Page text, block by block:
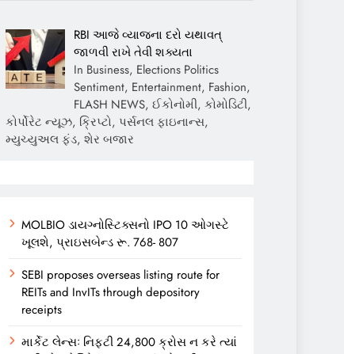
RBI આજે વ્યાજના દરો યથાવત્
જાળવી રાખે તેવી શક્યતા
In Business, Elections Politics
Sentiment, Entertainment, Fashion,
FLASH NEWS, ઈકોનોમી, કોમોડિટી,
કોર્પોરેટ ન્યૂઝ, ક્રિપ્ટો, પર્સનલ ફાઇનાન્સ,
મ્યુચ્યુઅલ ફંડ, શેર બજાર
MOLBIO ડાયગ્નોસ્ટિક્સનો IPO 10 ઓગસ્ટે
ખૂલશે, પ્રાઇસબેન્ડ રૂ. 768- 807
SEBI proposes overseas listing route for
REITs and InvITs through depository
receipts
માર્કેટ લેન્સઃ નિફ્ટી 24,800 ક્રોસ ન કરે ત્યાં